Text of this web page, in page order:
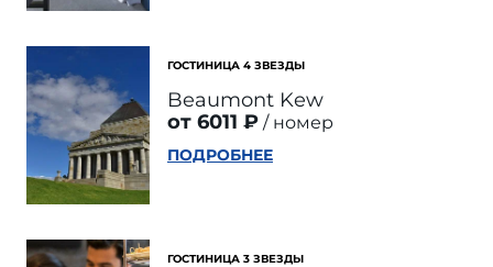
ГОСТИНИЦА 4 ЗВЕЗДЫ
Beaumont Kew
от 6011 ₽
номер
ПОДРОБНЕЕ
ГОСТИНИЦА 3 ЗВЕЗДЫ